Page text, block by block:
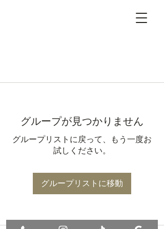
グループが見つかりません
グループリストに戻って、もう一度お
試しください。
グループリストに移動